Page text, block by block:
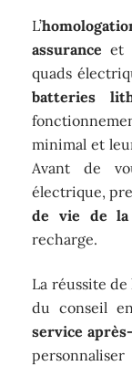
L’
assurance et
quads
batteries
minimal et
Avant de
électrique,
de vie de la
recharge.
La réussite de
du conseil
service